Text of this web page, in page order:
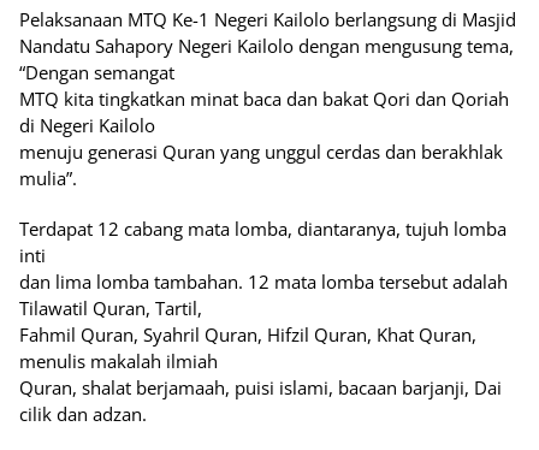
Pelaksanaan MTQ Ke-1 Negeri Kailolo berlangsung di Masjid
Nandatu Sahapory Negeri Kailolo dengan mengusung tema,
“Dengan semangat
MTQ kita tingkatkan minat baca dan bakat Qori dan Qoriah
di Negeri Kailolo
menuju generasi Quran yang unggul cerdas dan berakhlak
mulia”.
Terdapat 12 cabang mata lomba, diantaranya, tujuh lomba
inti
dan lima lomba tambahan. 12 mata lomba tersebut adalah
Tilawatil Quran, Tartil,
Fahmil Quran, Syahril Quran, Hifzil Quran, Khat Quran,
menulis makalah ilmiah
Quran, shalat berjamaah, puisi islami, bacaan barjanji, Dai
cilik dan adzan.